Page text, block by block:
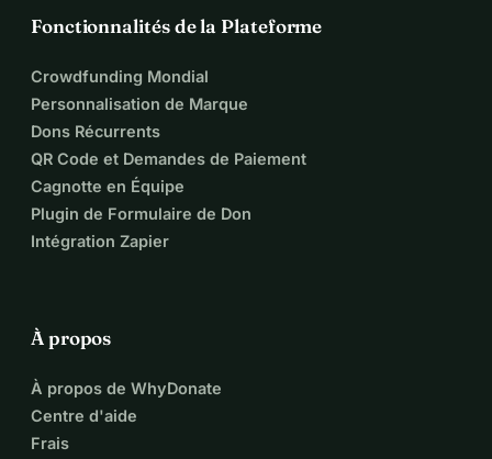
Fonctionnalités de la Plateforme
Crowdfunding Mondial
Personnalisation de Marque
Dons Récurrents
QR Code et Demandes de Paiement
Cagnotte en Équipe
Plugin de Formulaire de Don
Intégration Zapier
À propos
À propos de WhyDonate
Centre d'aide
Frais